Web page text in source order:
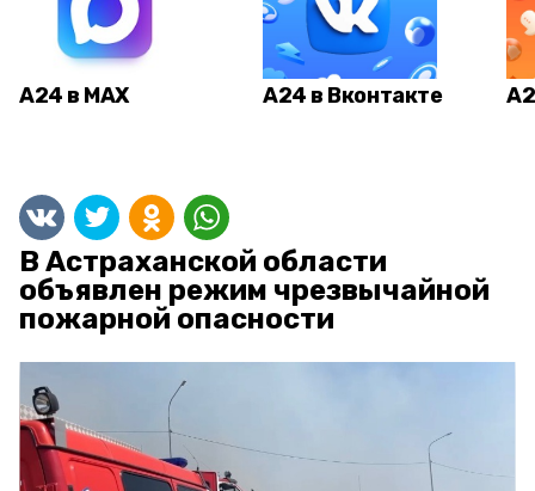
А24 в MAX А24 в Вконтакте
В Астраханской области
объявлен режим чрезвычайной
пожарной опасности